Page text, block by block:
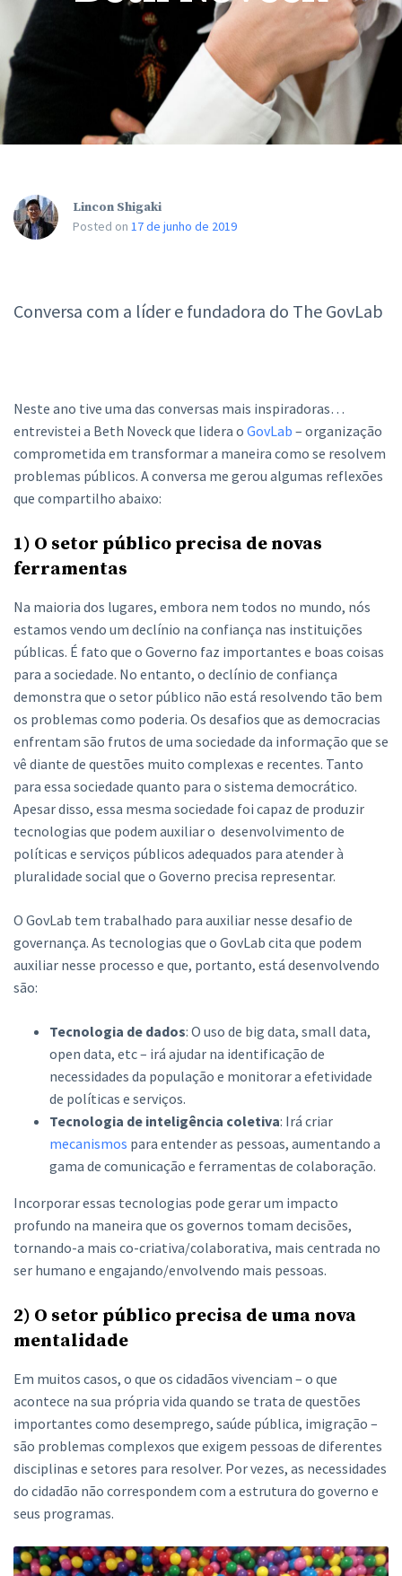
Lincon Shigaki
Posted on 17 de junho de 2019
Conversa com a líder e fundadora do The GovLab
Neste ano tive uma das conversas mais inspiradoras…
entrevistei a Beth Noveck que lidera o GovLab – organização
comprometida em transformar a maneira como se resolvem
problemas públicos. A conversa me gerou algumas reflexões
que compartilho abaixo:
1) O setor público precisa de novas
ferramentas
Na maioria dos lugares, embora nem todos no mundo, nós
estamos vendo um declínio na confiança nas instituições
públicas. É fato que o Governo faz importantes e boas coisas
para a sociedade. No entanto, o declínio de confiança
demonstra que o setor público não está resolvendo tão bem
os problemas como poderia. Os desafios que as democracias
enfrentam são frutos de uma sociedade da informação que se
vê diante de questões muito complexas e recentes. Tanto
para essa sociedade quanto para o sistema democrático.
Apesar disso, essa mesma sociedade foi capaz de produzir
tecnologias que podem auxiliar o desenvolvimento de
políticas e serviços públicos adequados para atender à
pluralidade social que o Governo precisa representar.
O GovLab tem trabalhado para auxiliar nesse desafio de
governança. As tecnologias que o GovLab cita que podem
auxiliar nesse processo e que, portanto, está desenvolvendo
são:
Tecnologia de dados: O uso de big data, small data,
open data, etc – irá ajudar na identificação de
necessidades da população e monitorar a efetividade
de políticas e serviços.
Tecnologia de inteligência coletiva: Irá criar
mecanismos para entender as pessoas, aumentando a
gama de comunicação e ferramentas de colaboração.
Incorporar essas tecnologias pode gerar um impacto
profundo na maneira que os governos tomam decisões,
tornando-a mais co-criativa/colaborativa, mais centrada no
ser humano e engajando/envolvendo mais pessoas.
2) O setor público precisa de uma nova
mentalidade
Em muitos casos, o que os cidadãos vivenciam – o que
acontece na sua própria vida quando se trata de questões
importantes como desemprego, saúde pública, imigração –
são problemas complexos que exigem pessoas de diferentes
disciplinas e setores para resolver. Por vezes, as necessidades
do cidadão não correspondem com a estrutura do governo e
seus programas.